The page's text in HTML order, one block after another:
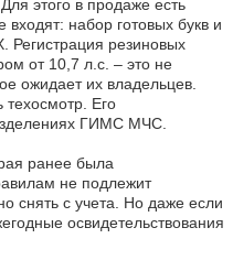
этого в продаже есть
набор готовых букв и
Регистрация резиновых
от 10,7 л.с. – это не
ожидает их владельцев.
Его
ГИМС МЧС.
ранее была
не подлежит
снять с учета. Но даже если
освидетельствования